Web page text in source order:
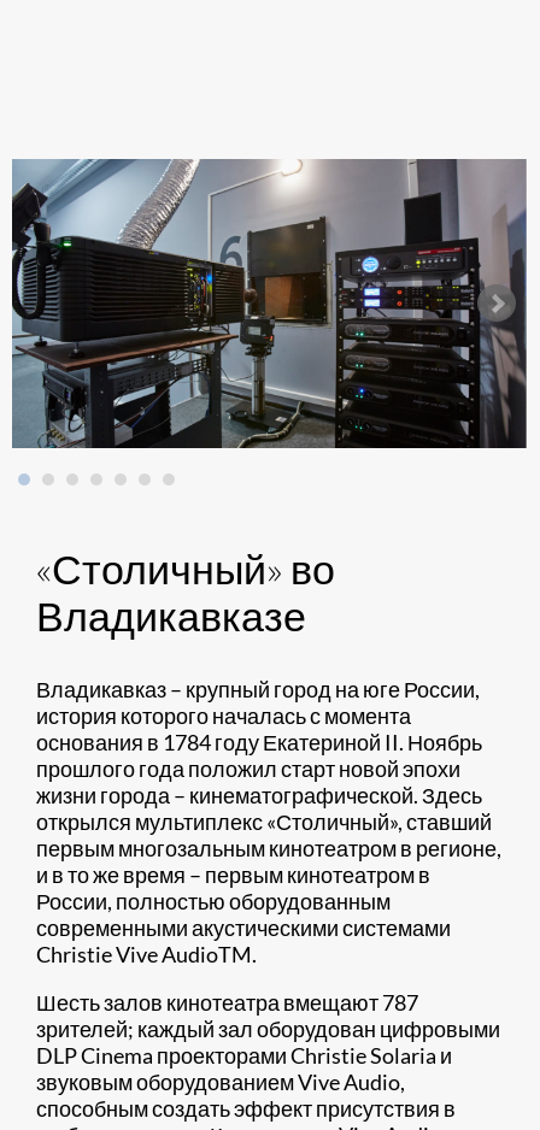
«Столичный» во
Владикавказе
Владикавказ – крупный город на юге России,
история которого началась с момента
основания в 1784 году Екатериной II. Ноябрь
прошлого года положил старт новой эпохи
жизни города – кинематографической. Здесь
открылся мультиплекс «Столичный», ставший
первым многозальным кинотеатром в регионе,
и в то же время – первым кинотеатром в
России, полностью оборудованным
современными акустическими системами
Christie Vive AudioTM.
Шесть залов кинотеатра вмещают 787
зрителей; каждый зал оборудован цифровыми
DLP Cinema проекторами Christie Solaria и
звуковым оборудованием Vive Audio,
способным создать эффект присутствия в